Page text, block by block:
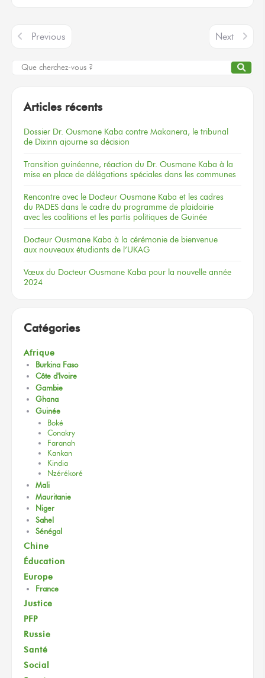
Articles récents
Dossier Dr. Ousmane Kaba contre Makanera, le tribunal
de Dixinn ajourne sa décision
Transition guinéenne, réaction du Dr. Ousmane Kaba à la
mise en place de délégations spéciales dans les communes
Rencontre avec le Docteur Ousmane Kaba et les cadres
du PADES dans le cadre du programme de plaidoirie
avec les coalitions et les partis politiques de Guinée
Docteur Ousmane Kaba à la cérémonie de bienvenue
aux nouveaux étudiants de l’UKAG
Vœux du Docteur Ousmane Kaba pour la nouvelle année
2024
Catégories
Afrique
Burkina Faso
Côte d'Ivoire
Gambie
Ghana
Guinée
Boké
Conakry
Faranah
Kankan
Kindia
Nzérékoré
Mali
Mauritanie
Niger
Sahel
Sénégal
Chine
Éducation
Europe
France
Justice
PFP
Russie
Santé
Social
Previous Next